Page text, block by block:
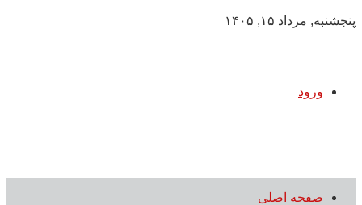
پنجشنبه, مرداد ۱۵, ۱۴۰۵
ورود
صفحه اصلی